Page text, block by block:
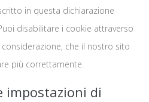
in questa dichiarazione
disabilitare i cookie attraverso
che il nostro sito
più correttamente.
impostazioni di